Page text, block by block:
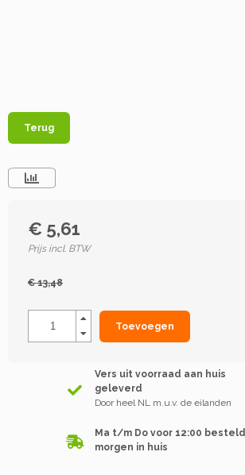
Terug
€ 5,61
Prijs incl. BTW
€ 13,48
Toevoegen
Vers uit voorraad aan huis
geleverd
Door heel NL m.u.v. de eilanden
Ma t/m Do voor 12:00
morgen in huis